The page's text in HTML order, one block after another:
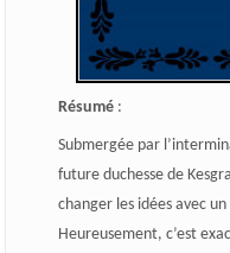
Résumé:
Submergée par
future duchesse de
changer les idées avec
Heureusement, c’est